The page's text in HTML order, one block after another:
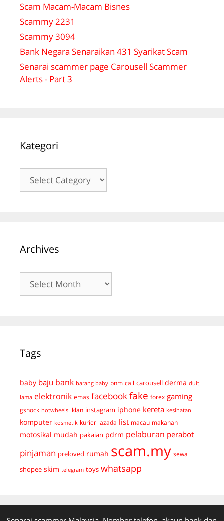
Scam Macam-Macam Bisnes
Scammy 2231
Scammy 3094
Bank Negara Senaraikan 431 Syarikat Scam
Senarai scammer page Carousell Scammer
Alerts - Part 3
Kategori
Kategori
Archives
Archives
Tags
baby baju bank barang baby bnm call carousell derma duit
lama elektronik emas facebookfake forex gaming
gshock hotwheels iklan instagram iphone kereta kesihatan
komputer kosmetik kurier lazada list macau makanan
motosikal mudah pakaian pdrm pelaburan perabot
pinjaman preloved rumah scam.my sewa
shopee skim telegram toys whatsapp